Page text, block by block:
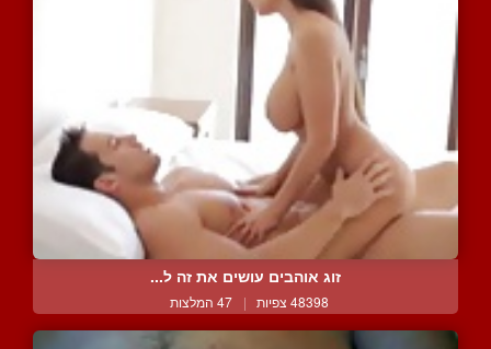
זוג אוהבים עושים את זה ל...
48398 צפיות | 47 המלצות